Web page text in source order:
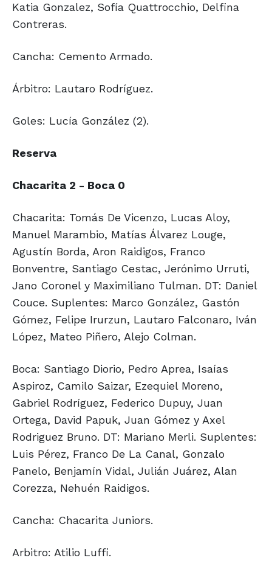
Katia Gonzalez, Sofía Quattrocchio, Delfina
Contreras.
Cancha: Cemento Armado.
Árbitro: Lautaro Rodríguez.
Goles: Lucía González (2).
Reserva
Chacarita 2 - Boca 0
Chacarita: Tomás De Vicenzo, Lucas Aloy,
Manuel Marambio, Matías Álvarez Louge,
Agustín Borda, Aron Raidigos, Franco
Bonventre, Santiago Cestac, Jerónimo Urruti,
Jano Coronel y Maximiliano Tulman. DT: Daniel
Couce. Suplentes: Marco González, Gastón
Gómez, Felipe Irurzun, Lautaro Falconaro, Iván
López, Mateo Piñero, Alejo Colman.
Boca: Santiago Diorio, Pedro Aprea, Isaías
Aspiroz, Camilo Saizar, Ezequiel Moreno,
Gabriel Rodríguez, Federico Dupuy, Juan
Ortega, David Papuk, Juan Gómez y Axel
Rodriguez Bruno. DT: Mariano Merli. Suplentes:
Luis Pérez, Franco De La Canal, Gonzalo
Panelo, Benjamín Vidal, Julián Juárez, Alan
Corezza, Nehuén Raidigos.
Cancha: Chacarita Juniors.
Arbitro: Atilio Luffi.